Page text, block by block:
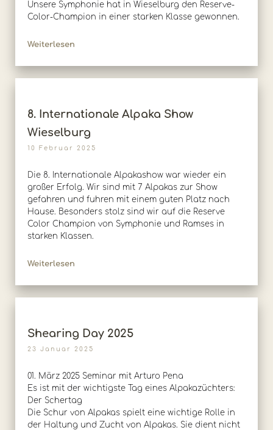
Unsere Symphonie hat in Wieselburg den Reserve-
Color-Champion in einer starken Klasse gewonnen.
Weiterlesen
8. Internationale Alpaka Show
Wieselburg
10 Februar 2025
Die 8. Internationale Alpakashow war wieder ein
großer Erfolg. Wir sind mit 7 Alpakas zur Show
gefahren und fuhren mit einem guten Platz nach
Hause. Besonders stolz sind wir auf die Reserve
Color Champion von Symphonie und Ramses in
starken Klassen.
Weiterlesen
Shearing Day 2025
23 Januar 2025
01. März 2025 Seminar mit Arturo Pena
Es ist mit der wichtigste Tag eines Alpakazüchters:
Der Schertag
Die Schur von Alpakas spielt eine wichtige Rolle in
der Haltung und Zucht von Alpakas. Sie dient nicht